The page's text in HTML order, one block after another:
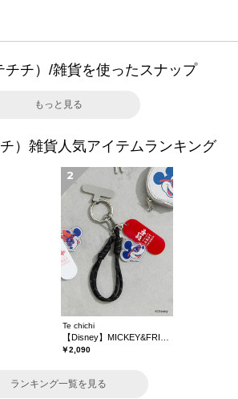
チチ）/雑貨を使ったスナップ
もっと見る
）雑貨人気アイテムランキング
2
Te chichi
￥2,090
ランキング一覧を見る